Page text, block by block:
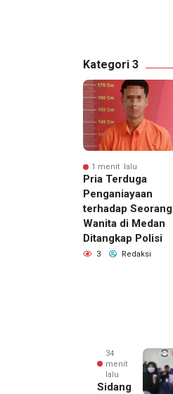
Kategori 3
1 menit lalu
Pria Terduga
Penganiayaan
terhadap Seorang
Wanita di Medan
Ditangkap Polisi
3 Redaksi
34
menit
lalu
Sidang